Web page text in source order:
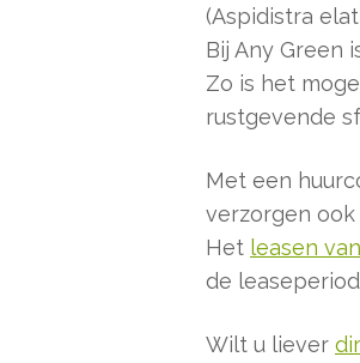
(Aspidistra
Bij Any Green
Zo is het
rustgevende
Met een
verzorgen
Het leasen
de
Wilt u liever